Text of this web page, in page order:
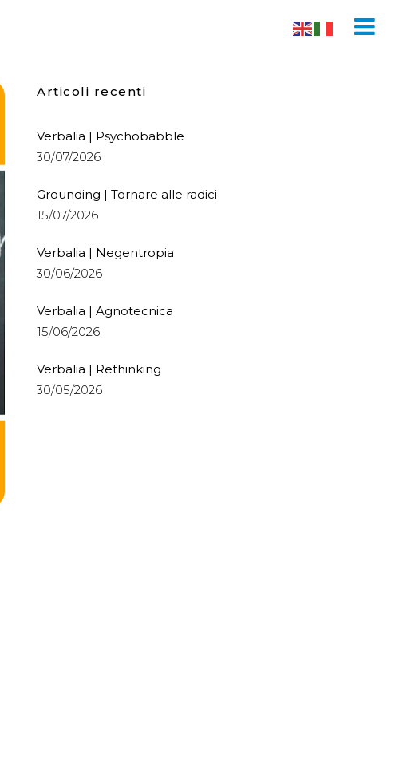
Articoli recenti
Verbalia | Psychobabble
30/07/2026
Grounding | Tornare alle radici
15/07/2026
Verbalia | Negentropia
30/06/2026
Verbalia | Agnotecnica
15/06/2026
Verbalia | Rethinking
30/05/2026